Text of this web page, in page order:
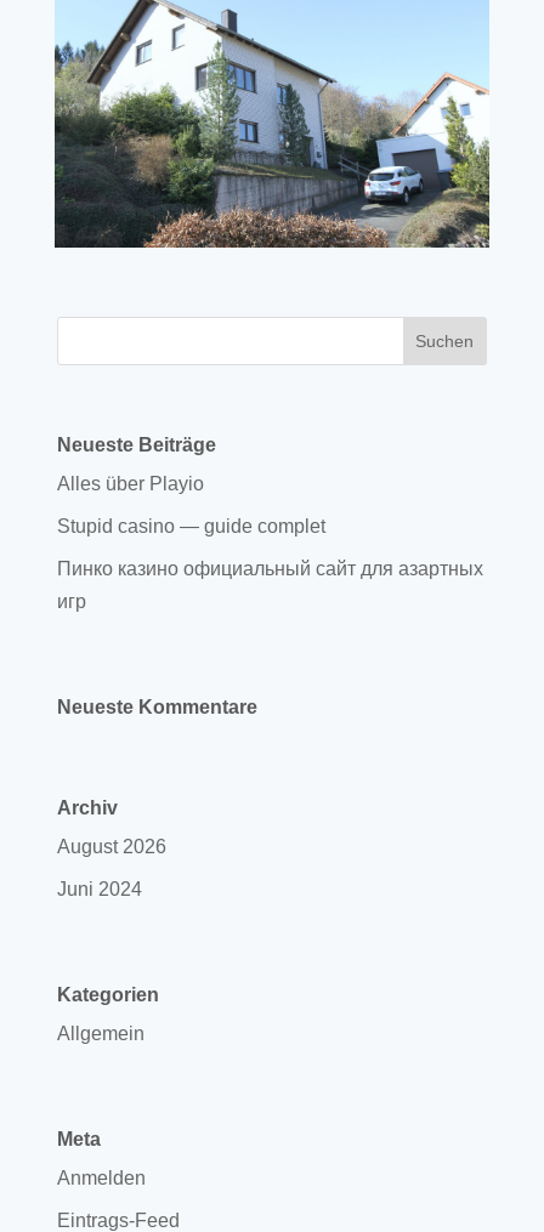
Neueste Beiträge
Alles über Playio
Stupid casino — guide complet
Пинко казино официальный сайт для азартных
игр
Neueste Kommentare
Archiv
August 2026
Juni 2024
Kategorien
Allgemein
Meta
Anmelden
Eintrags-Feed